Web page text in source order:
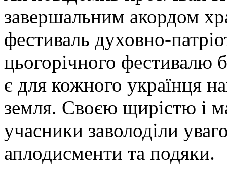
завершальним акордом
фестиваль духовно-
цьогорічного фестивалю
є для кожного українця
земля. Своєю щирістю і
учасники заволоділи
аплодисменти та подяки.